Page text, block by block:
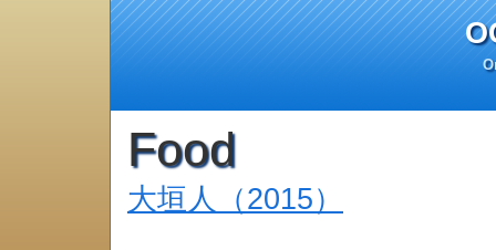
Food
大垣人（2015）